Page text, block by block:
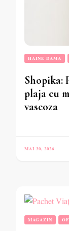
HAINE DAMA
Shopika:
plaja cu
vascoza
MAI 30, 2026
MAGAZIN